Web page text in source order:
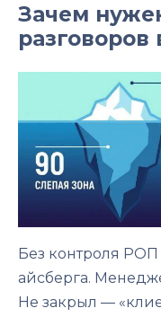
Зачем
Без контроля
айсберга.
Не закрыл —